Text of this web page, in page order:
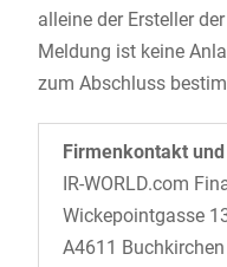
alleine der Ersteller
Meldung ist keine
zum Abschluss
Firmenkontakt
IR-WORLD.com
Wickepointgasse
A4611 Buchkirchen